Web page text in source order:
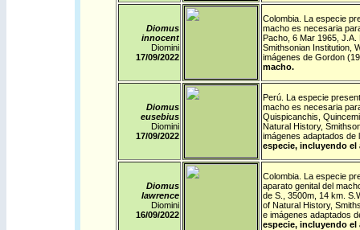
Diomus
innocent
Diomini
17/09/2022
Colombia. La especie
macho es necesaria
Pacho, 6 Mar 1965, J.A.
Smithsonian Institution,
imágenes de Gordon
macho.
Diomus
eusebius
Diomini
17/09/2022
Perú. La especie
macho es necesaria
Quispicanchis,
Natural History,
imágenes adaptados
especie, incluyendo el
Diomus
lawrence
Diomini
16/09/2022
Colombia. La especie
aparato genital del
de S., 3500m, 14 km.
of Natural History,
e imágenes adaptados
especie, incluyendo el